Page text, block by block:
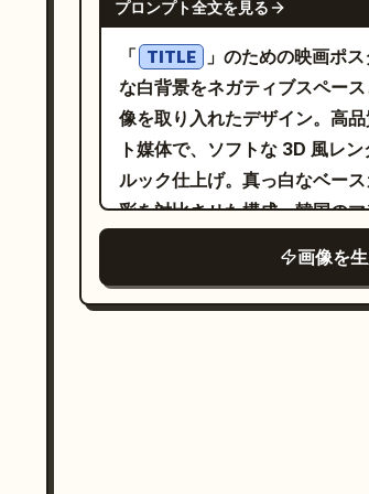
光沢のある瞳、ハイキーなライ
ネル、パステルサイバーアイ
ンセリフ体のUIテキストと大
ルを組み合わせたエレガント
に浮かぶクリスタルの破片と
側のエリア付近に目立つシア
正確に3つ、そして雰囲気のア
ピンクの花びらと輝きを多数使用する。
ャラクターを明確な焦点とし
避け、すべてのテキストを実
行、トラック数、プレイヤー
花のクラスターの正確な数を
3:4。
胧感，呈现真实的皮肤质感，体
静谧诗意的新中式美学、冷调
的构图。在底部添加大型优雅
BLOOM IN SILENCE ；下方
静放花开
，并配以细横线和
添加精致的竖排文字：中文“新
为英文“NEW CHINESE
COLLECTION”，配以短横线
组“静温 / 水柔 / 戴有 / 心骨”，
线收尾。文字采用浅灰白色，
プロンプト全文を見る
「 TITLE
」のための映画ポ
な白背景をネガティブスペー
像を取り入れたデザイン。高
ト媒体で、ソフトな 3D 風レ
ルック仕上げ。真っ白なベー
彩を対比させた構成。韓国の
注 2：ポスターのクレジット表
は、プロンプトに「
画像を